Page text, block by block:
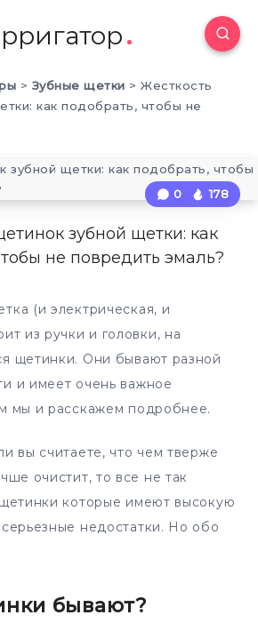
> Зубные щетки > Жесткость
как подобрать, чтобы не
зубной щетки: как
не повредить эмаль?
0 178
(и электрическая, и
из ручки и головки, на
щетинки. Они бывают разной
и имеет очень важное
мы и расскажем подробнее.
вы считаете, что чем тверже
очистит, то все не так
которые имеют высокую
недостатки. Но обо
бывают?